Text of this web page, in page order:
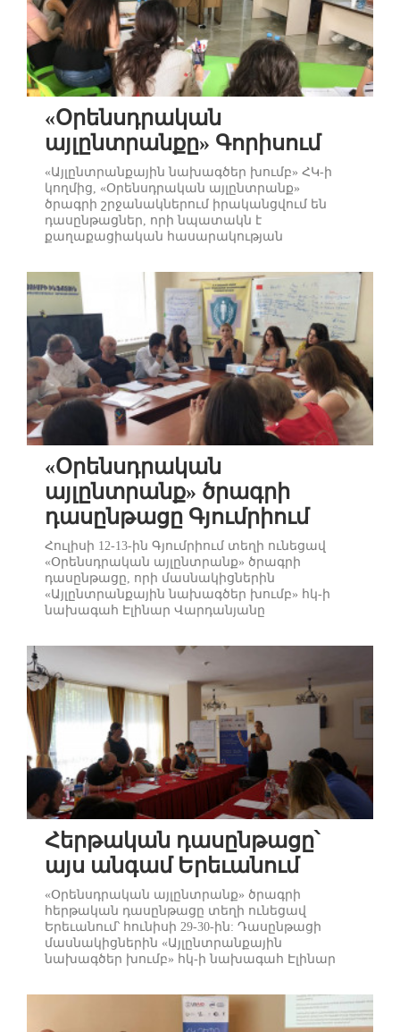
«Օրենսդրական
այլընտրանքը» Գորիսում
«Այլընտրանքային նախագծեր խումբ» ՀԿ-ի
կողմից, «Օրենսդրական այլընտրանք»
ծրագրի շրջանակներում իրականցվում են
դասընթացներ, որի նպատակն է
քաղաքացիական հասարակության
ներկայացնել օրենքով սահմանված բոլոր
հնարավորությունները, որոնցով նրանք
կարող են մասնակցել օրենքների ստեղծման
աշխատանքին, աջակցել իրենց հետաքրքրող
ոլորտների կատարելագործմանը, նպաստել
բոլորիս համար մշակվող օ...
«Օրենսդրական
այլընտրանք» ծրագրի
դասընթացը Գյումրիում
Հուլիսի 12-13-ին Գյումրիում տեղի ունեցավ
«Օրենսդրական այլընտրանք» ծրագրի
դասընթացը, որի մասնակիցներին
«Այլընտրանքային նախագծեր խումբ» հկ-ի
նախագահ Էլինար Վարդանյանը
տիրապետելու, օրենսդրական հստակ
փոփոխություն կամ նոր առաջարկ
ներկայացնելու, այդ առաջարկները ԱԺ
օրակարգում ընդգրկելու վերաբերյալ
անհրաժեշտ հմտություններ: Էլինար
Վարդանյանը նաեւ կոնկրետ օրինակներով
ավելի մա...
Հերթական դասընթացը՝
այս անգամ Երեւանում
«Օրենսդրական այլընտրանք» ծրագրի
հերթական դասընթացը տեղի ունեցավ
Երեւանում՝ հունիսի 29-30-ին: Դասընթացի
մասնակիցներին «Այլընտրանքային
նախագծեր խումբ» հկ-ի նախագահ Էլինար
տեխնիկային տիրապետելու, օրենսդրական
հստակ փոփոխություն կամ նոր առաջարկ
ներկայացնելու, այդ առաջարկները ԱԺ